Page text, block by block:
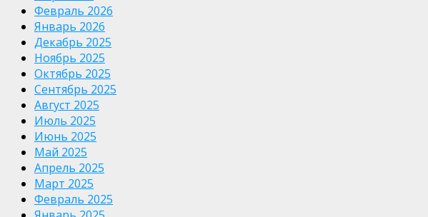
Февраль 2026
Январь 2026
Декабрь 2025
Ноябрь 2025
Октябрь 2025
Сентябрь 2025
Август 2025
Июль 2025
Июнь 2025
Май 2025
Апрель 2025
Март 2025
Февраль 2025